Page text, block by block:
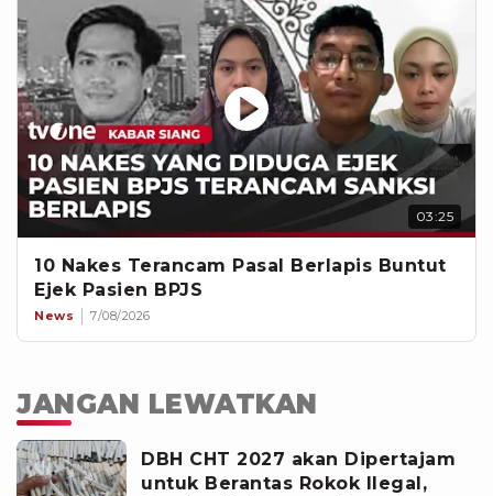
03:25
10 Nakes Terancam Pasal Berlapis Buntut
Ejek Pasien BPJS
News 7/08/2026
JANGAN LEWATKAN
DBH CHT 2027 akan Dipertajam
untuk Berantas Rokok Ilegal,